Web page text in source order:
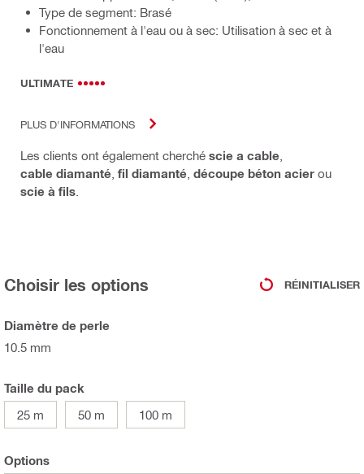
Type de segment: Brasé
Fonctionnement à l'eau ou à sec: Utilisation à sec et à
l'eau
ULTIMATE
PLUS D'INFORMATIONS
Les clients ont également cherché scie a cable
cable diamanté fil diamanté découpe béton acier ou
scie à fils
Choisir les options RÉINITIALISER
Diamètre de perle
10.5 mm
Taille du pack
25 m
50 m 100 m
Options